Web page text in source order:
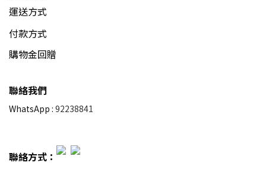
運送方式
付款方式
購物金回贈
聯絡我們
WhatsApp : 92238841
聯絡方式：